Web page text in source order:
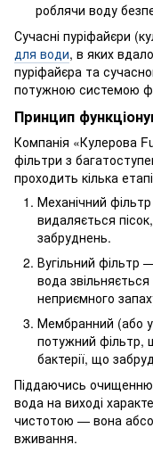
роблячи воду
Сучасні пуріфайєри
для води, в яких
пуріфайєра та
потужною системою
Принцип
Компанія «Кулерова
фільтри з
проходить кілька
Механічний
видаляється
забруднень.
Вугільний фільтр
вода
неприємного
Мембранний (або
потужний фільтр,
бактерії, що
Піддаючись очищенню
вода на виході
чистотою — вона
вживання.